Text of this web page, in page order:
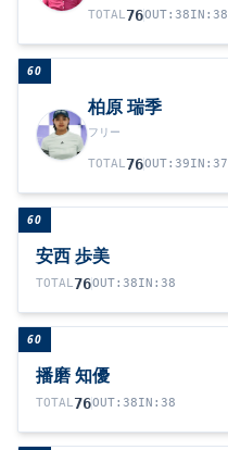
TOTAL76OUT: 38IN : 38
60
柏原 瑞季
フリー
TOTAL76OUT: 39IN : 37
60
安西 歩美
TOTAL76OUT: 38IN : 38
60
播磨 知優
TOTAL76OUT: 38IN : 38